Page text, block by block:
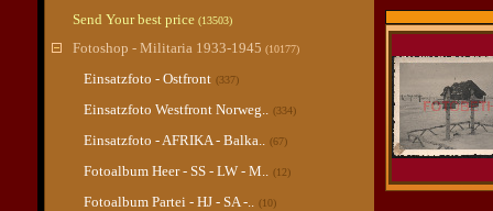
Send Your best price (13503)
Fotoshop - Militaria 1933-1945 (10177)
Einsatzfoto - Ostfront (337)
Einsatzfoto Westfront Norweg.. (334)
Einsatzfoto - AFRIKA - Balka.. (67)
Fotoalbum Heer - SS - LW - M.. (12)
Fotoalbum Partei - HJ - SA -.. (10)